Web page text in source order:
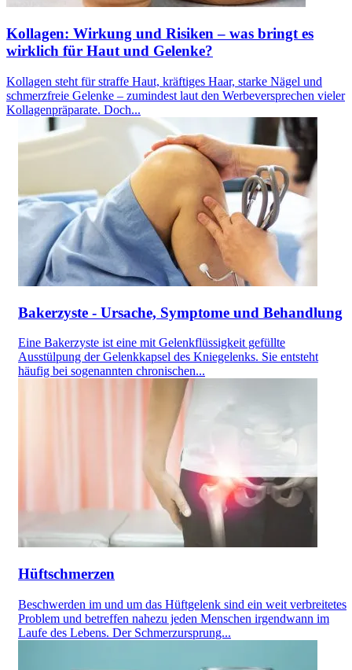
Kollagen: Wirkung und Risiken – was bringt es
wirklich für Haut und Gelenke?
Kollagen steht für straffe Haut, kräftiges Haar, starke Nägel und
schmerzfreie Gelenke – zumindest laut den Werbeversprechen vieler
Kollagenpräparate. Doch...
Bakerzyste - Ursache, Symptome und Behandlung
Eine Bakerzyste ist eine mit Gelenkflüssigkeit gefüllte
Ausstülpung der Gelenkkapsel des Kniegelenks. Sie entsteht
häufig bei sogenannten chronischen...
Hüftschmerzen
Beschwerden im und um das Hüftgelenk sind ein weit verbreitetes
Problem und betreffen nahezu jeden Menschen irgendwann im
Laufe des Lebens. Der Schmerzursprung...